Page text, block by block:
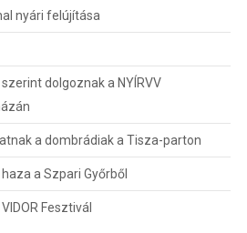
nyári felújítása
dolgoznak a NYÍRVV
a dombrádiak a Tisza-parton
a Szpari Győrből
Fesztivál